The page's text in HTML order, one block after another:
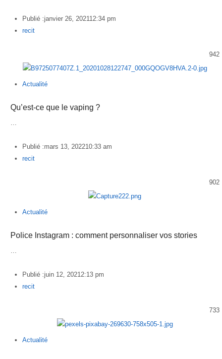
Publié :janvier 26, 202112:34 pm
Author
recit
942
Actualité
Qu’est-ce que le vaping ?
Publié :mars 13, 202210:33 am
Author
recit
902
Actualité
Police Instagram : comment personnaliser vos stories
Publié :juin 12, 2021 2:13 pm
Author
recit
733
Actualité